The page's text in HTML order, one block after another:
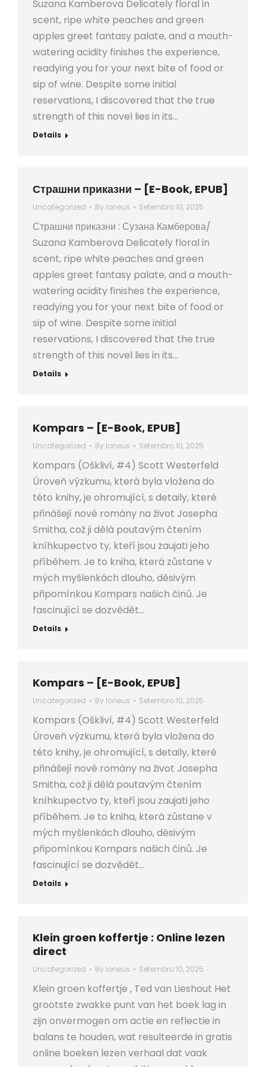
Suzana Kamberova Delicately floral in
scent, ripe white peaches and green
apples greet fantasy palate, and a mouth-
watering acidity finishes the experience,
readying you for your next bite of food or
sip of wine. Despite some initial
reservations, I discovered that the true
strength of this novel lies in its…
Details
Страшни приказни – [E-Book, EPUB]
Uncategorized By loneus Setembro 10, 2025
Страшни приказни : Сузана Камберова/
Suzana Kamberova Delicately floral in
scent, ripe white peaches and green
apples greet fantasy palate, and a mouth-
watering acidity finishes the experience,
readying you for your next bite of food or
sip of wine. Despite some initial
reservations, I discovered that the true
strength of this novel lies in its…
Details
Kompars – [E-Book, EPUB]
Uncategorized By loneus Setembro 10, 2025
Kompars (Oškliví, #4) Scott Westerfeld
Úroveň výzkumu, která byla vložena do
této knihy, je ohromující, s detaily, které
přinášejí nové romány na život Josepha
Smitha, což ji dělá poutavým čtením
kníhkupectvo ty, kteří jsou zaujati jeho
příběhem. Je to kniha, která zůstane v
mých myšlenkách dlouho, děsivým
připomínkou Kompars našich činů. Je
fascinující se dozvědět…
Details
Kompars – [E-Book, EPUB]
Uncategorized By loneus Setembro 10, 2025
Kompars (Oškliví, #4) Scott Westerfeld
Úroveň výzkumu, která byla vložena do
této knihy, je ohromující, s detaily, které
přinášejí nové romány na život Josepha
Smitha, což ji dělá poutavým čtením
kníhkupectvo ty, kteří jsou zaujati jeho
příběhem. Je to kniha, která zůstane v
mých myšlenkách dlouho, děsivým
připomínkou Kompars našich činů. Je
fascinující se dozvědět…
Details
Klein groen koffertje : Online lezen
direct
Uncategorized By loneus Setembro 10, 2025
Klein groen koffertje , Ted van Lieshout Het
grootste zwakke punt van het boek lag in
zijn onvermogen om actie en reflectie in
balans te houden, wat resulteerde in gratis
online boeken lezen verhaal dat vaak